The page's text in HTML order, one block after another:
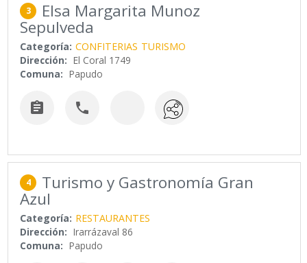
3 Elsa Margarita Munoz
Sepulveda
Categoría: CONFITERIAS TURISMO
Dirección: El Coral 1749
Comuna: Papudo
 
4 Turismo y Gastronomía Gran
Azul
Categoría: RESTAURANTES
Dirección: Irarrázaval 86
Comuna: Papudo